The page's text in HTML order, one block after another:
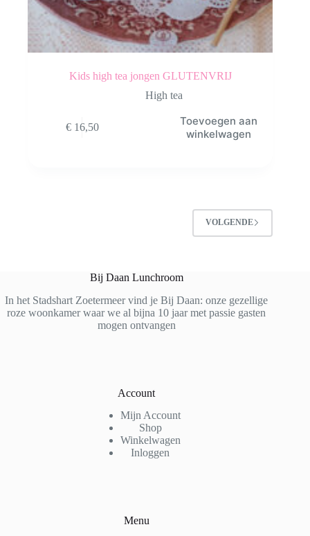
Kids high tea jongen GLUTENVRIJ
High tea
€16,50
Toevoegen aan
winkelwagen
VOLGENDE
Bij Daan Lunchroom
In het Stadshart Zoetermeer vind je Bij Daan: onze gezellige
roze woonkamer waar we al bijna 10 jaar met passie gasten
mogen ontvangen
Account
Mijn Account
Shop
Winkelwagen
Inloggen
Menu